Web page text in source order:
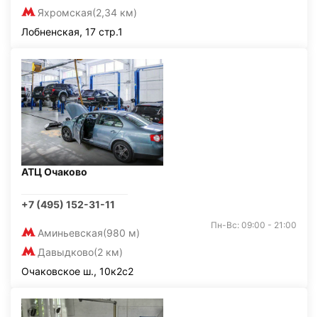
Яхромская(2,34 км)
Лобненская, 17 стр.1
АТЦ Очаково
+7 (495) 152-31-11
Аминьевская(980 м)
Давыдково(2 км)
Пн-Вс: 09:00 - 21:00
Очаковское ш., 10к2с2